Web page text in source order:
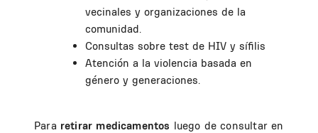
vecinales y organizaciones de la
comunidad.
Consultas sobre test de HIV y sífilis
Atención a la violencia basada en
género y generaciones.
Para retirar medicamentos luego de consultar en